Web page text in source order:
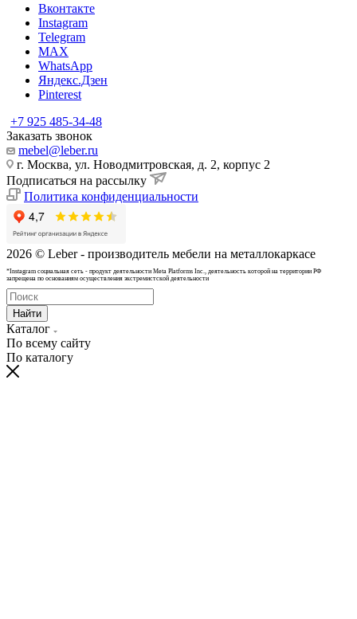
Вконтакте
Instagram
Telegram
MAX
WhatsApp
Яндекс.Дзен
Pinterest
+7 925 485-34-48
Заказать звонок
mebel@leber.ru
г. Москва, ул. Новодмитровская, д. 2, корпус 2
Подписаться на рассылку
Политика конфиденциальности
2026 © Leber - производитель мебели на металлокаркасе
*Instagram cоциальная сеть - продукт деятельности Meta Platforms Inc., деятельность которой на территории РФ
запрещена по основаниям осуществления экстремистской деятельности
Найти
Каталог
По всему сайту
По каталогу